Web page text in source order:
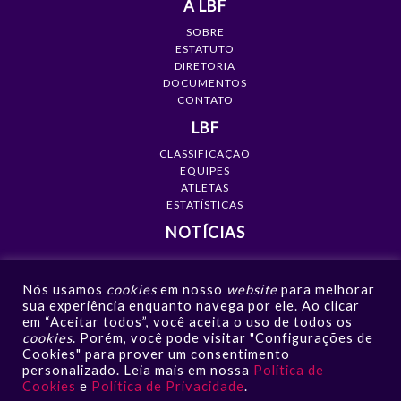
A LBF
SOBRE
ESTATUTO
DIRETORIA
DOCUMENTOS
CONTATO
LBF
CLASSIFICAÇÃO
EQUIPES
ATLETAS
ESTATÍSTICAS
NOTÍCIAS
GALERIAS
VÍDEOS
NOTÍCIAS
CONTATO
Nós usamos cookies em nosso website para melhorar
sua experiência enquanto navega por ele. Ao clicar
em “Aceitar todos”, você aceita o uso de todos os
cookies. Porém, você pode visitar "Configurações de
Cookies" para prover um consentimento
personalizado. Leia mais em nossa Política de
Cookies e Política de Privacidade.